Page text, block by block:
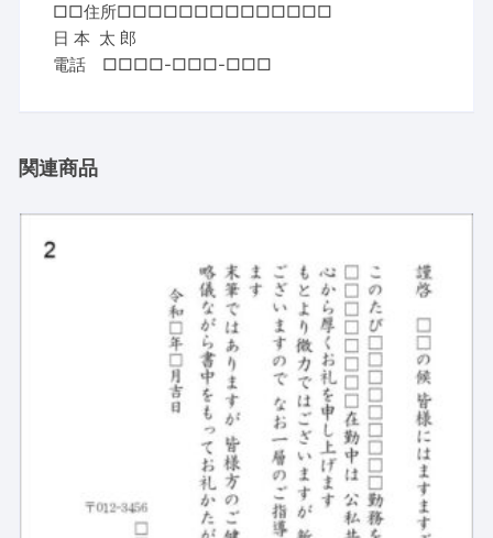
□□住所□□□□□□□□□□□□□□
日 本 太 郎
電話 □□□□-□□□-□□□
関連商品